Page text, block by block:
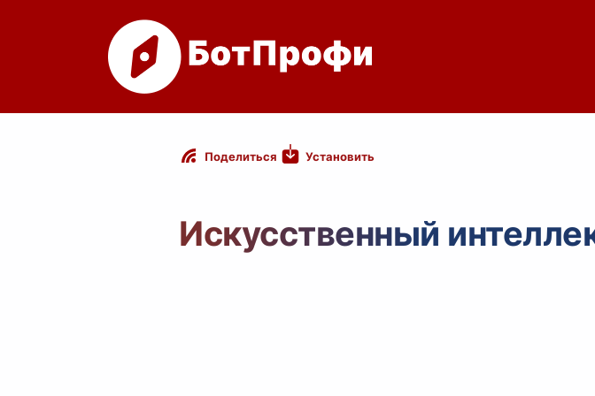
Поделиться Установить
Искусственный